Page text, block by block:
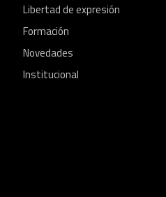
Libertad de expresión
Formación
Novedades
Institucional